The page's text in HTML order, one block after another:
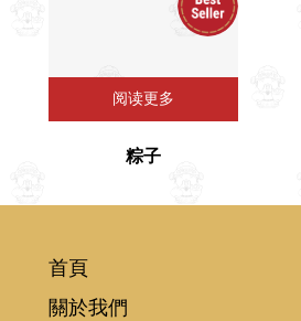
阅读更多
粽⼦
首頁
關於我們